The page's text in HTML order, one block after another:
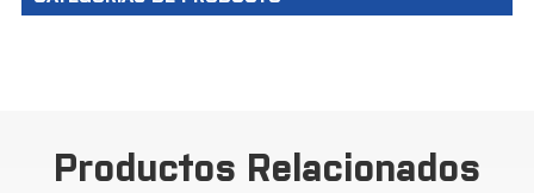
Productos Relacionados